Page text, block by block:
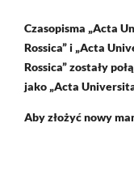
Czasopisma „Acta
Rossica” i „Acta
Rossica” zostały
jako „Acta
Aby złożyć nowy